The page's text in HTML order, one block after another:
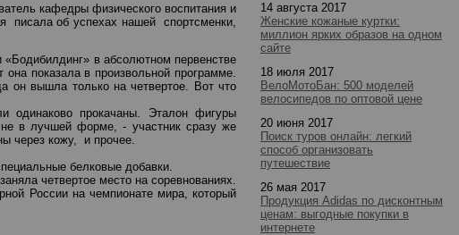
14 августа 2017
Женские кожаные куртки:
миллион ярких образов на одном
сайте
18 июля 2017
ВелоМотоБан: 500 моделей
велосипедов по оптовой цене
20 июня 2017
Поиск туров онлайн: легкий
способ организовать
путешествие
26 мая 2017
Продукция Adidas по дисконтным
ценам: выгодные покупки в
интернете
кафедры физического воспитания и
писала об успехах нашей спортсменки,
в абсолютном первенстве
показала в произвольной программе.
он вышла только на четвертое. Вот что
прокачаны. Эталон фигуры
в лучшей форме, - участник сразу же
через кожу, и прочее.
белковые добавки.
четвертое место на соревнованиях.
России на чемпионате мира, который